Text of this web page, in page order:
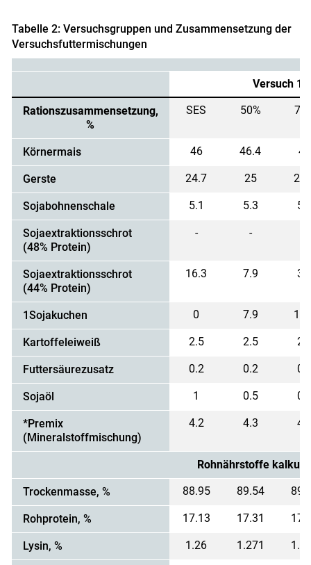
Tabelle 2: Versuchsgruppen und Zusammensetzung der
Versuchsfuttermischungen
Versuch 1
Rationszusammensetzung,
%
SES 50%
Körnermais 46 46.4 46
Gerste 24.7 25
Sojabohnenschale 5.1 5.3
Sojaextraktionsschrot
(48% Protein)
- -
Sojaextraktionsschrot
(44% Protein)
16.3 7.9
1Sojakuchen 0 7.9
Kartoffeleiweiß 2.5 2.5
Futtersäurezusatz 0.2 0.2
Sojaöl 1 0.5
*Premix
(Mineralstoffmischung)
4.2 4.3
Rohnährstoffe
Trockenmasse, % 88.95 89.54
Rohprotein, % 17.13 17.31
Lysin, % 1.26 1.271